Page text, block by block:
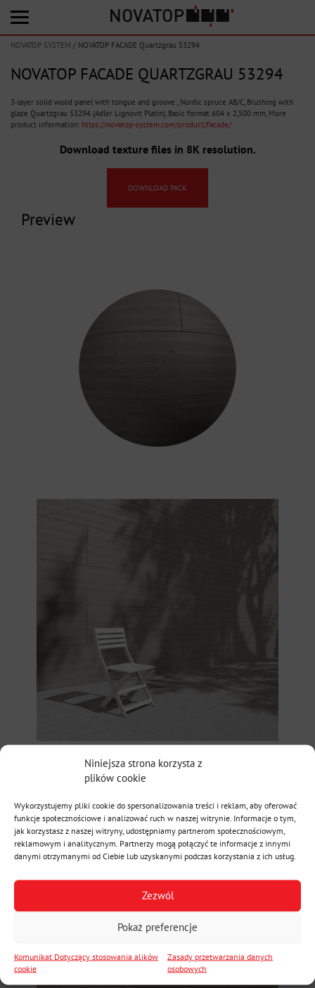
Niniejsza strona korzysta z
plików cookie
Wykorzystujemy pliki cookie do spersonalizowania treści i reklam, aby oferować
funkcje społecznościowe i analizować ruch w naszej witrynie. Informacje o tym,
jak korzystasz z naszej witryny, udostępniamy partnerom społecznościowym,
reklamowym i analitycznym. Partnerzy mogą połączyć te informacje z innymi
danymi otrzymanymi od Ciebie lub uzyskanymi podczas korzystania z ich usług.
Zezwól
Pokaż preferencje
Komunikat Dotyczący stosowania alików
cookie
Zasady przetwarzania danych
osobowych
NOVATOP SYSTEM / NOVATOP FACADE Quartzgrau 53294
NOVATOP FACADE QUARTZGRAU 53294
3-layer solid wood panel with tongue and groove , Nordic spruce AB/C, Brushing with
glaze Quartzgrau 53294 (Adler Lignovit Platin), Basic format 604 x 2,500 mm, More
product information: https://novatop-system.com/product/facade/
Download texture files in 8K resolution.
DOWNLOAD PACK
Preview